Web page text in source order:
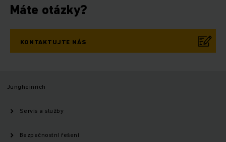
Máte otázky?
KONTAKTUJTE NÁS
Jungheinrich
Servis a služby
Bezpečnostní řešení